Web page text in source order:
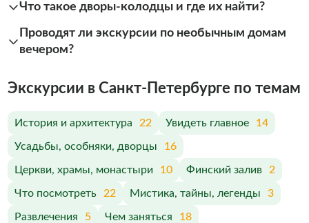
Что такое дворы-колодцы и где их найти?
Проводят ли экскурсии по необычным домам
вечером?
Экскурсии в Санкт-Петербурге по темам
История и архитектура 22 Увидеть главное 14
Усадьбы, особняки, дворцы 16
Церкви, храмы, монастыри 10 Финский залив 2
Что посмотреть 22 Мистика, тайны, легенды 3
Развлечения 5 Чем заняться 18